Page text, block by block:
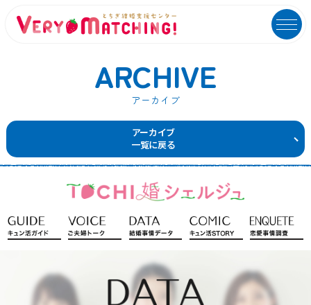
マッチング会員ログイン イベントユーザーログイン
マッチング
ご利用ガイド
ご成婚カップルメッセージ
よくあるご質問
イベント
イベントガイド
自治体等イベント一覧
よくあるご質問
ARCHIVE
アーカイブ
アーカイブ
一覧に戻る